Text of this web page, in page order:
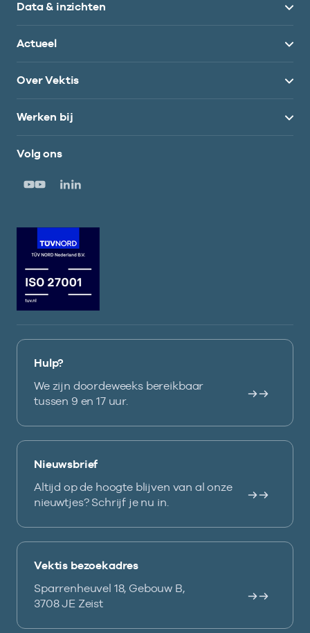
Data & inzichten
Actueel
Over Vektis
Werken bij
Volg ons
Hulp?
We zijn doordeweeks bereikbaar
tussen 9 en 17 uur.
Nieuwsbrief
Altijd op de hoogte blijven van al onze
nieuwtjes? Schrijf je nu in.
Vektis bezoekadres
Sparrenheuvel 18, Gebouw B,
3708 JE Zeist